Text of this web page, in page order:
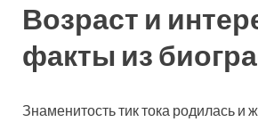
Возраст и
факты из
Знаменитость тик тока родилась и